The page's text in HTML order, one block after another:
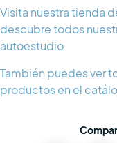
Visita nuestra tienda
descubre todos
autoestudio
También puedes ver
productos en el